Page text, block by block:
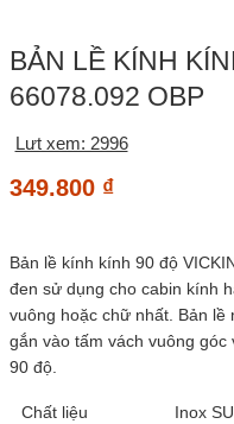
BẢN LỀ KÍNH
66078.092 OBP
Lưt xem: 2996
349.800 ₫
Bản lề kính kính 90 độ
đen sử dụng cho cabin kính
vuông hoặc chữ nhất. Bản lề
gắn vào tấm vách vuông
90 độ.
Chất liệu Inox